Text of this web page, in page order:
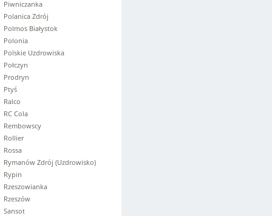
Piwniczanka
Polanica Zdrój
Polmos Białystok
Polonia
Polskie Uzdrowiska
Połczyn
Prodryn
Ptyś
Ralco
RC Cola
Rembowscy
Rollier
Rossa
Rymanów Zdrój (Uzdrowisko)
Rypin
Rzeszowianka
Rzeszów
Sansot